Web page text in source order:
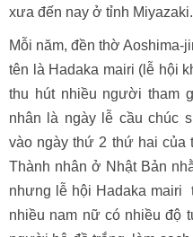
xưa đến nay ở tỉnh Miyazaki.
Mỗi năm, đền thờ
tên là Hadaka mairi (lễ hội
thu hút nhiều người tham
nhân là ngày lễ cầu chúc
vào ngày thứ 2 thứ hai của
Thành nhân ở Nhật Bản
nhưng lễ hội Hadaka mairi
nhiều nam nữ có nhiều độ